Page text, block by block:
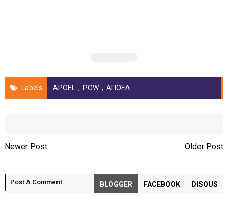
Labels APOEL , POW , ΑΠΟΕΛ
Newer Post Older Post
Post A Comment BLOGGER FACEBOOK DISQUS